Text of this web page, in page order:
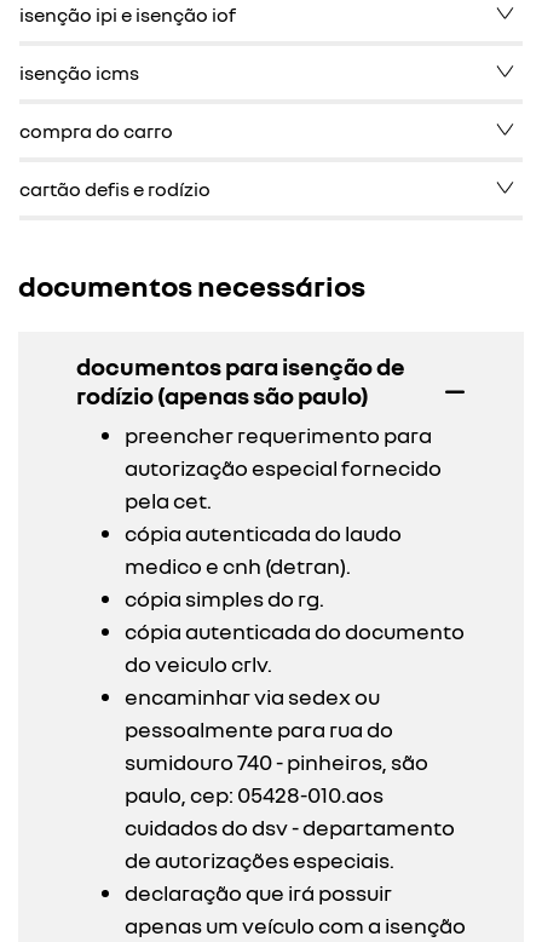
isenção ipi e isenção iof
isenção icms
compra do carro
cartão defis e rodízio
documentos necessários
documentos para isenção de
rodízio (apenas são paulo)
preencher requerimento para
autorização especial fornecido
pela cet.
cópia autenticada do laudo
medico e cnh (detran).
cópia simples do rg.
cópia autenticada do documento
do veiculo crlv.
encaminhar via sedex ou
pessoalmente para rua do
sumidouro 740 - pinheiros, são
paulo, cep: 05428-010.aos
cuidados do dsv - departamento
de autorizações especiais.
declaração que irá possuir
apenas um veículo com a isenção